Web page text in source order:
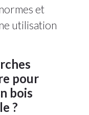
et
utilisation
pour
bois
?